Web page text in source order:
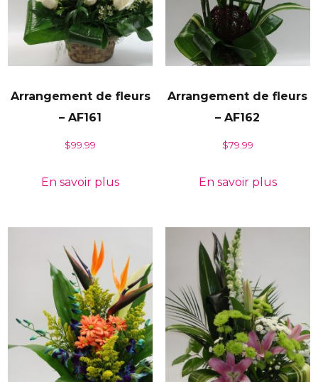
Arrangement de fleurs
– AF161
$99.99
En savoir plus
Arrangement de fleurs
– AF162
$79.99
En savoir plus